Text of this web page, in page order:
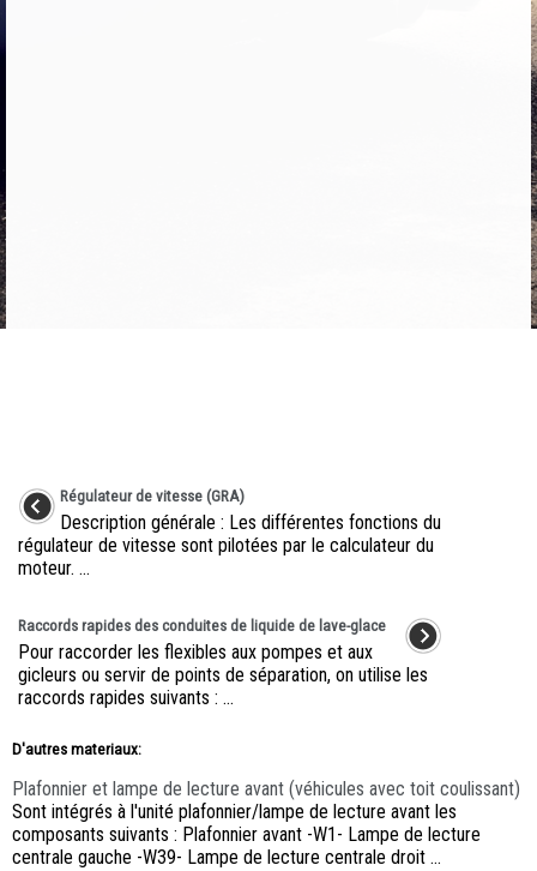
Régulateur de vitesse (GRA)
Description générale : Les différentes fonctions du
régulateur de vitesse sont pilotées par le calculateur du
moteur. ...
Raccords rapides des conduites de liquide de lave-glace
Pour raccorder les flexibles aux pompes et aux
gicleurs ou servir de points de séparation, on utilise les
raccords rapides suivants : ...
D'autres materiaux:
Plafonnier et lampe de lecture avant (véhicules avec toit coulissant)
Sont intégrés à l'unité plafonnier/lampe de lecture avant les
composants suivants : Plafonnier avant -W1- Lampe de lecture
centrale gauche -W39- Lampe de lecture centrale droit ...